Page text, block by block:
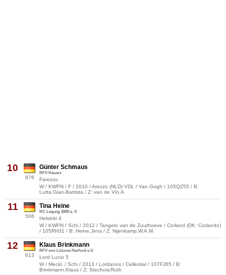
10
876
Günter Schmaus
RFV Hauerz
Farezzo
W / KWPN / F / 2010 / Arezzo (NLD) VDL / Van Gogh / 105QZ55 / B:
Lutta,Gian-Battista / Z: van de Vin,A
11
506
Tina Heine
RC Leipzig 2000 e. V.
Helsinki 4
W / KWPN / Schi / 2012 / Tangelo van de Zuuthoeve / Corland (DK: Corlando)
/ 105RH31 / B: Heine,Jens / Z: Nijenkamp,W.A.M.
12
613
Klaus Brinkmann
RFV von Lützow Herford e.V.
Lord Lucio 5
W / Meckl. / Schi / 2013 / Lordanos / Cellestial / 107FJ65 / B:
Brinkmann,Klaus / Z: Stechow,Ruth